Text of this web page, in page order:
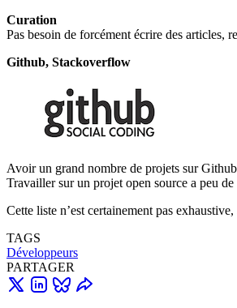
Curation
Pas besoin de forcément écrire des articles,
Github, Stackoverflow
Avoir un grand nombre de projets sur
Travailler sur un projet open source a peu
Cette liste n’est certainement pas
TAGS
Développeurs
PARTAGER